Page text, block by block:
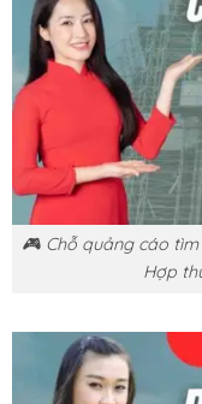
🎮 Chỗ quảng cáo
Hợp